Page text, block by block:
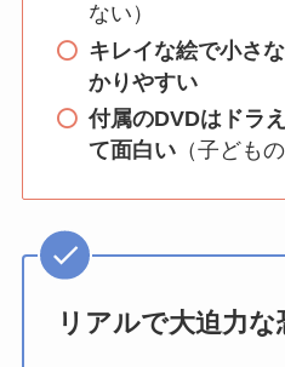
ない）
キレイな絵で小さ
かりやすい
付属のDVDはドラ
て面白い（子ども
リアルで大迫力な